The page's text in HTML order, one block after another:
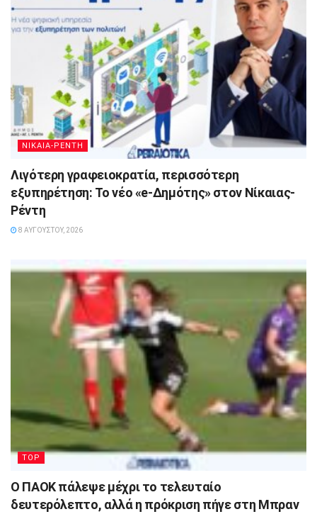
ΝΙΚΑΙΑ-ΡΕΝΤΗ
Λιγότερη γραφειοκρατία, περισσότερη
εξυπηρέτηση: Το νέο «e-Δημότης» στον Νίκαιας-
Ρέντη
8 ΑΥΓΟΎΣΤΟΥ, 2026
TOP
Ο ΠΑΟΚ πάλεψε μέχρι το τελευταίο
δευτερόλεπτο, αλλά η πρόκριση πήγε στη Μπραν